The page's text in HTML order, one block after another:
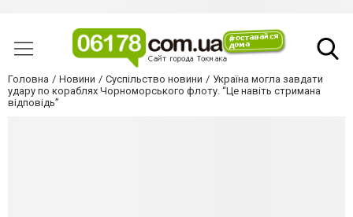
Головна Новини Суспільство новини
Україна могла завдати
удару по кораблях Чорноморського флоту. “Це навіть стримана
відповідь”